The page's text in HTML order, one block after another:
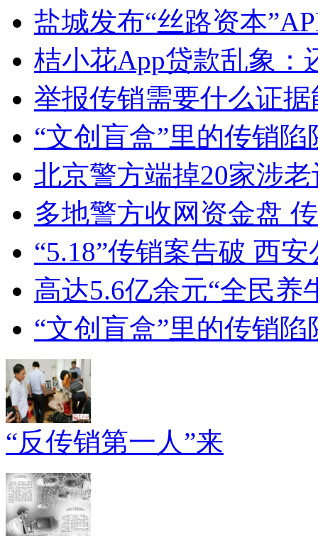
盐城发布“丝路资本
桔小花App贷款乱象：
举报传销需要什么证
“文创盲盒”里的传销
北京警方端掉20家涉老
多地警方收网资金盘
“5.18”传销案告破 西
高达5.6亿余元“全民养
“文创盲盒”里的传销陷
“反传销第一人”来